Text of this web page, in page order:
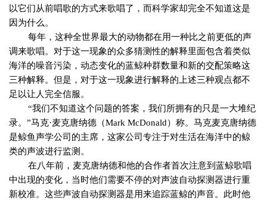
以它们从前唱歌的方式来歌唱了，而科学家却完全不知道这是
因为什么。
每年，这种全世界最大的动物都在用一种比之前更低的声
调来歌唱。对于这一现象的众多猜测性的解释里面包含着类似
海洋的噪音污染，动态变化的蓝鲸种群数量和新的交配策略这
三种解释。但是，对于这一现象进行解释的上述三种观点都不
足以让人完全信服。
“我们不知道这个问题的答案，我们所拥有的只是一大堆纪
录。 ”马克·麦克唐纳德（Mark McDonald）称。马克麦克唐纳德
是鲸鱼声学公司的主席，这家公司专注于对生活在海洋中的鲸
类的声波进行监测。
在八年前，麦克唐纳德和他的合作者首次注意到蓝鲸歌唱
中出现的变化，当时他们需要不停的对声波自动探测器进行重
新校准。这些声波自动探测器是用来追踪蓝鲸的声音。此时他